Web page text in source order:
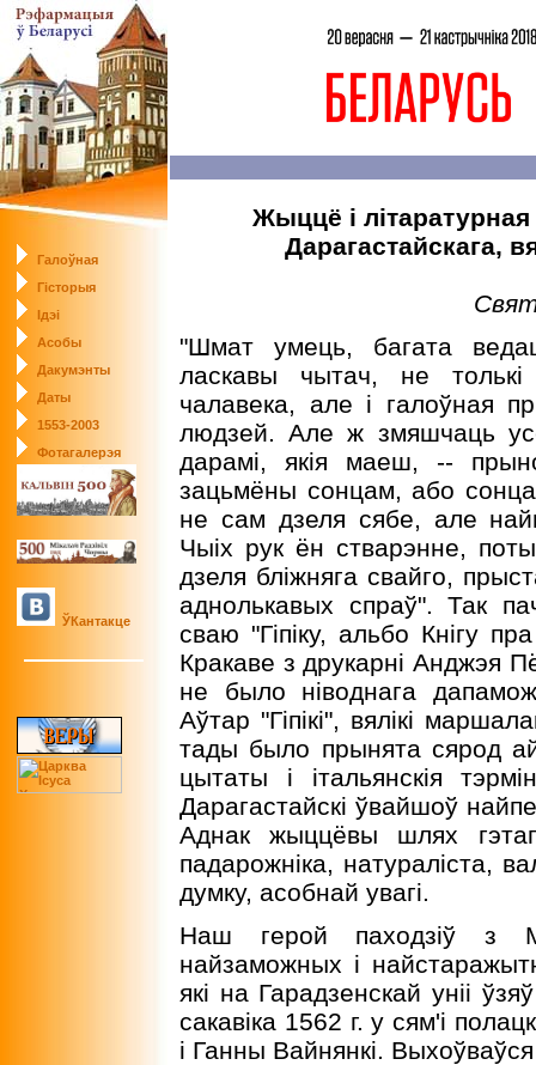
Галоўная
Гісторыя
Ідэі
Асобы
Дакумэнты
Даты
1553-2003
Фотагалерэя
ЎКантакце
Жыццё і
Дарагастайскага,
"Шмат умець, багата
ласкавы чытач, не
чалавека, але і галоўная
людзей. Але ж змяшчаць
дарамі, якія маеш, --
зацьмёны сонцам, або
не сам дзеля сябе, але
Чыіх рук ён стварэнне,
дзеля бліжняга свайго,
аднолькавых спраў". Так
сваю "Гіпіку, альбо Кнігу
Кракаве з друкарнi Анджэя
не было нiводнага
Аўтар "Гiпiкi", вялiкi
тады было прынята сярод
цытаты i iтальянскiя
Дарагастайскi ўвайшоў
Аднак жыццёвы шлях
падарожнiка, натуралiста,
думку, асобнай увагi.
Наш герой паходзiў з
найзаможных i
якi на Гарадзенскай унii
сакавiка 1562 г. у сям'і
i Ганны Вайнянкi.